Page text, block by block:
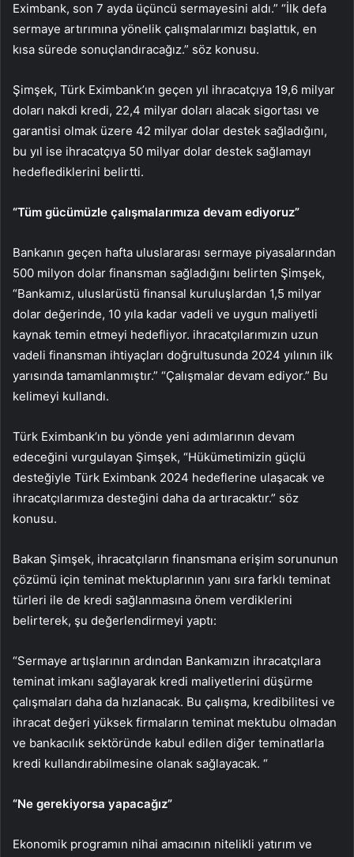
Eximbank, son 7 ayda üçüncü sermayesini aldı.” “İlk defa
sermaye artırımına yönelik çalışmalarımızı başlattık, en
kısa sürede sonuçlandıracağız.” söz konusu.
Şimşek, Türk Eximbank’ın geçen yıl ihracatçıya 19,6 milyar
doları nakdi kredi, 22,4 milyar doları alacak sigortası ve
garantisi olmak üzere 42 milyar dolar destek sağladığını,
bu yıl ise ihracatçıya 50 milyar dolar destek sağlamayı
hedeflediklerini belirtti.
“Tüm gücümüzle çalışmalarımıza devam ediyoruz”
Bankanın geçen hafta uluslararası sermaye piyasalarından
500 milyon dolar finansman sağladığını belirten Şimşek,
“Bankamız, uluslarüstü finansal kuruluşlardan 1,5 milyar
dolar değerinde, 10 yıla kadar vadeli ve uygun maliyetli
kaynak temin etmeyi hedefliyor. ihracatçılarımızın uzun
vadeli finansman ihtiyaçları doğrultusunda 2024 yılının ilk
yarısında tamamlanmıştır.” “Çalışmalar devam ediyor.” Bu
kelimeyi kullandı.
Türk Eximbank’ın bu yönde yeni adımlarının devam
edeceğini vurgulayan Şimşek, “Hükümetimizin güçlü
desteğiyle Türk Eximbank 2024 hedeflerine ulaşacak ve
ihracatçılarımıza desteğini daha da artıracaktır.” söz
konusu.
Bakan Şimşek, ihracatçıların finansmana erişim sorununun
çözümü için teminat mektuplarının yanı sıra farklı teminat
türleri ile de kredi sağlanmasına önem verdiklerini
belirterek, şu değerlendirmeyi yaptı:
“Sermaye artışlarının ardından Bankamızın ihracatçılara
teminat imkanı sağlayarak kredi maliyetlerini düşürme
çalışmaları daha da hızlanacak. Bu çalışma, kredibilitesi ve
ihracat değeri yüksek firmaların teminat mektubu olmadan
ve bankacılık sektöründe kabul edilen diğer teminatlarla
kredi kullandırabilmesine olanak sağlayacak. “
“Ne gerekiyorsa yapacağız”
Ekonomik programın nihai amacının nitelikli yatırım ve